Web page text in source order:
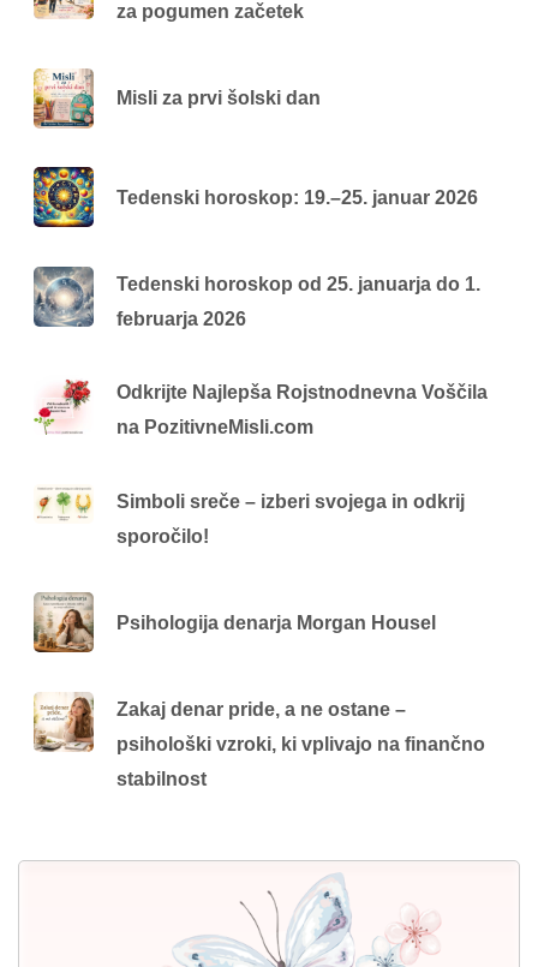
za pogumen začetek
Misli za prvi šolski dan
Tedenski horoskop: 19.–25. januar 2026
Tedenski horoskop od 25. januarja do 1.
februarja 2026
Odkrijte Najlepša Rojstnodnevna Voščila
na PozitivneMisli.com
Simboli sreče – izberi svojega in odkrij
sporočilo!
Psihologija denarja Morgan Housel
Zakaj denar pride, a ne ostane –
psihološki vzroki, ki vplivajo na finančno
stabilnost